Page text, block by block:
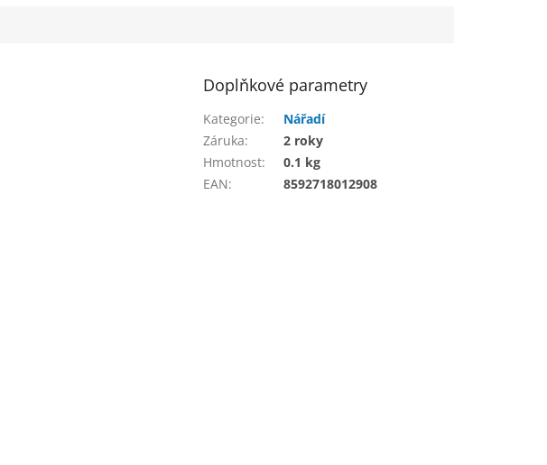
Doplňkové parametry
Kategorie:
Nářadí
Záruka:
2 roky
Hmotnost:
0.1 kg
EAN: 8592718012908